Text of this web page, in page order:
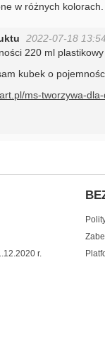
w różnych kolorach.
2022-07-18
220 ml
kubek o
ms-tworzywa-
r.